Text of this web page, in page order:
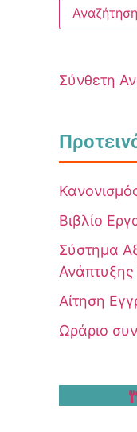
Σύνθετη
Βιβλίο
Σύστημα
Αίτηση
Ωράριο